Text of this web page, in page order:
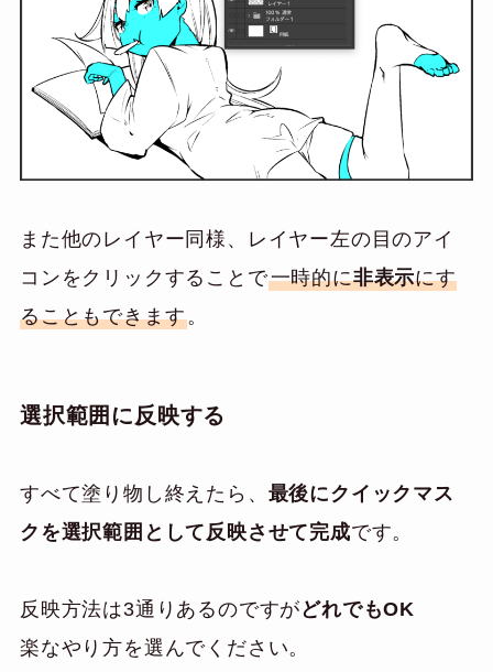
また他のレイヤー同様、レイヤー左の目のアイ
コンをクリックすることで一時的に非表示にす
ることもできます。
選択範囲に反映する
すべて塗り物し終えたら、 最後にクイックマス
クを選択範囲として反映させて完成です。
反映方法は3通りあるのですがどれでもOK
楽なやり方を選んでください。